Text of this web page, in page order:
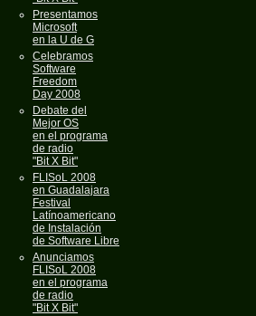
Presentamos
Microsoft
en la U de G
Celebramos
Software
Freedom
Day 2008
Debate del
Mejor OS
en el programa
de radio
"Bit X Bit"
FLISoL 2008
en Guadalajara
Festival
Latínoamericano
de Instalación
de Software Libre
Anunciamos
FLISoL 2008
en el programa
de radio
"Bit X Bit"